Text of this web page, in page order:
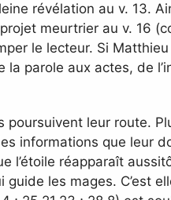
révélation au v. 13.
meurtrier au v. 16
le lecteur. Si
parole aux actes, de
leur route.
informations que leur
l’étoile réapparaît
les mages. C’est